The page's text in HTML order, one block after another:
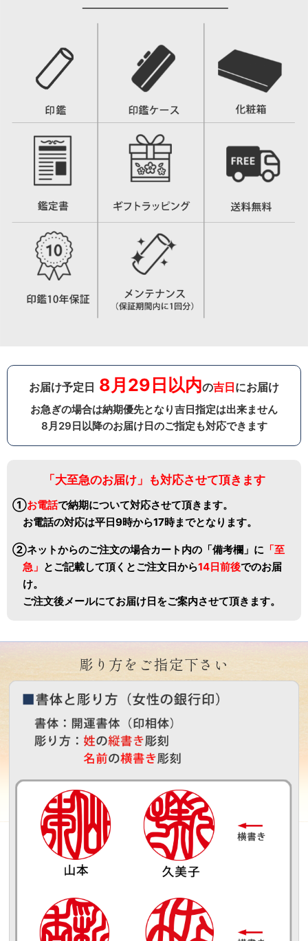
お届け予定日 8月29日以内の吉日にお届け
お急ぎの場合は納期優先となり吉日指定は出来ません
8月29日以降のお届け日のご指定も対応できます
「大至急のお届け」も対応させて頂きます
①お電話で納期について対応させて頂きます。
お電話の対応は平日9時から17時までとなります。
②ネットからのご注文の場合カート内の「備考欄」に 「至
急」 とご記載して頂くとご注文日から14日前後でのお届
け。
ご注文後メールにてお届け日をご案内させて頂きます。
彫り方をご指定下さい